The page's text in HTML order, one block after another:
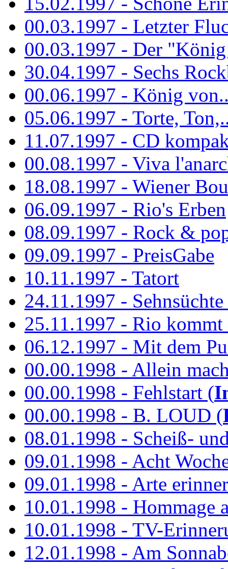
00.03.1997 - Letzter
00.03.1997 - Der
30.04.1997 - Sechs
00.06.1997 - König
05.06.1997 - Torte,
11.07.1997 - CD
00.08.1997 - Viva
18.08.1997 - Wiener
06.09.1997 - Rio's Erben
08.09.1997 - Rock &
09.09.1997 - PreisGabe
10.11.1997 - Tatort
24.11.1997 -
25.11.1997 - Rio kommt
06.12.1997 - Mit dem
00.00.1998 - Allein
00.00.1998 - Fehlstart (
00.00.1998 - B. LOUD (
08.01.1998 - Scheiß-
09.01.1998 - Acht
09.01.1998 - Arte
10.01.1998 - Hommage
10.01.1998 - TV-
12.01.1998 - Am